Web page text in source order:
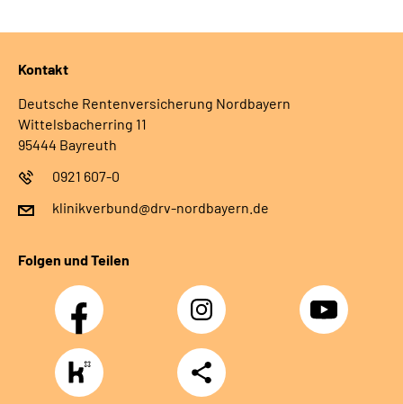
Kontakt
Deutsche Rentenversicherung Nordbayern
Wittelsbacherring 11
95444 Bayreuth
0921 607-0
klinikverbund@drv-nordbayern.de
Folgen und Teilen
Facebook Instagram Youtube
https://www.kununu.com/de/deutsche-
rentenversicherung-
nordbayern6
Teilen